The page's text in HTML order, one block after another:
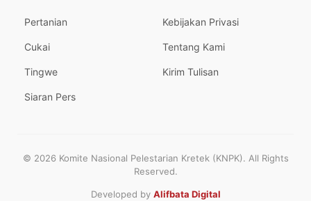
Pertanian
Cukai
Tingwe
Siaran Pers
Kebijakan Privasi
Tentang Kami
Kirim Tulisan
© 2026 Komite Nasional Pelestarian Kretek (KNPK). All Rights
Reserved.
Developed by Alifbata Digital